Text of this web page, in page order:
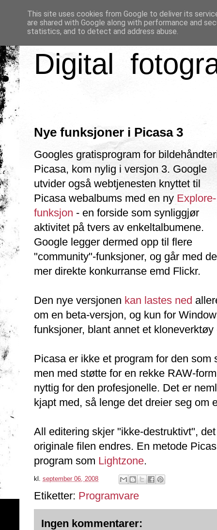
Digital
Nye funksjoner i Picasa 3
Googles gratisprogram for
Picasa, kom nylig i versjon 3. Google
utvider også webtjenesten knyttet til
Picasa webalbums med en ny Explore-
funksjon - en forside som synliggjør
aktivitet på tvers av enkeltalbumene.
Google legger dermed opp til flere
"community"-funksjoner, og går med
mer direkte konkurranse emd Flickr.
Den nye versjonen kan lastes ned
om en beta-versjon, og kun for
funksjoner, blant annet et
Picasa er ikke et program for den
men med støtte for en rekke RAW-
nyttig for den profesjonelle. Det er
kjapt med, så lenge det dreier seg
All editering skjer "ikke-destruktivt",
originale filen endres. En metode
program som Lightzone.
kl. september 06, 2008
Etiketter: Programvare
Ingen kommentarer:
This site uses cookies from Google to deliver its
are shared with Google along with performance and
statistics, and to detect and address abuse.